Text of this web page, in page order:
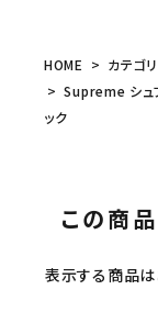
HOME カテゴ
Supreme シュ
ック
この商
表示する商品は